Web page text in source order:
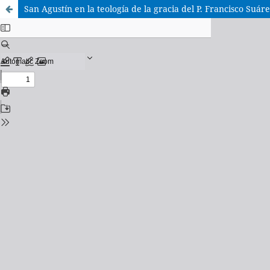
San Agustín en la teología de la gracia del P. Francisco